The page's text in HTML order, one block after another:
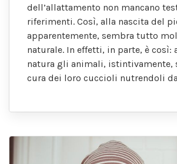
dell’allattamento non mancano
riferimenti. Così, alla nascita del
apparentemente, sembra tutto
naturale. In effetti, in parte, è così:
natura gli animali, istintivamente,
cura dei loro cuccioli nutrendoli